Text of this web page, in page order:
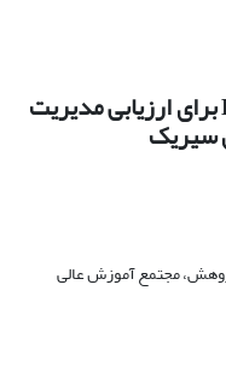
ارائه مدل تلفیقی Delphi-ANP برای ارزیابی مدیریت
سیریک
مجتمع آموزش عالی